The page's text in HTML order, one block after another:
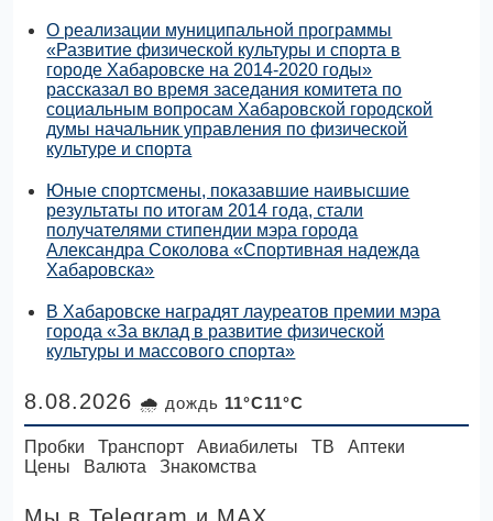
О реализации муниципальной программы
«Развитие физической культуры и спорта в
городе Хабаровске на 2014-2020 годы»
рассказал во время заседания комитета по
социальным вопросам Хабаровской городской
думы начальник управления по физической
культуре и спорта
Юные спортсмены, показавшие наивысшие
результаты по итогам 2014 года, стали
получателями стипендии мэра города
Александра Соколова «Спортивная надежда
Хабаровска»
В Хабаровске наградят лауреатов премии мэра
города «За вклад в развитие физической
культуры и массового спорта»
8.08.2026 🌧 дождь 11°C11°C
Пробки Транспорт Авиабилеты ТВ
Аптеки
Цены
Валюта Знакомства